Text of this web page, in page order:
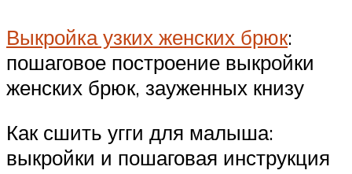
Выкройка узких женских брюк:
пошаговое построение выкройки
женских брюк, зауженных книзу
Как сшить угги для малыша:
выкройки и пошаговая инструкция